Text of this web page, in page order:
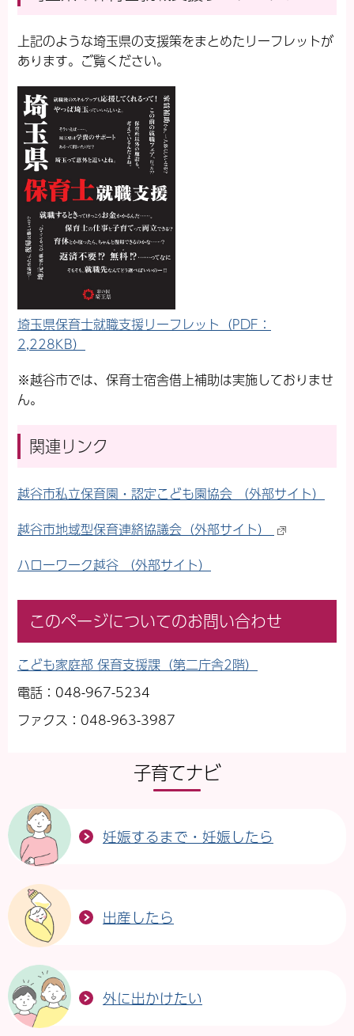
上記のような埼玉県の支援策をまとめたリーフレットが
あります。ご覧ください。
埼玉県保育士就職支援リーフレット（PDF：
2,228KB）
※越谷市では、保育士宿舎借上補助は実施しておりませ
ん。
関連リンク
越谷市私立保育園・認定こども園協会 （外部サイト）
越谷市地域型保育連絡協議会（外部サイト）
ハローワーク越谷 （外部サイト）
このページについてのお問い合わせ
こども家庭部 保育支援課（第二庁舎2階）
電話：048-967-5234
ファクス：048-963-3987
子育てナビ
妊娠するまで・妊娠したら
出産したら
外に出かけたい